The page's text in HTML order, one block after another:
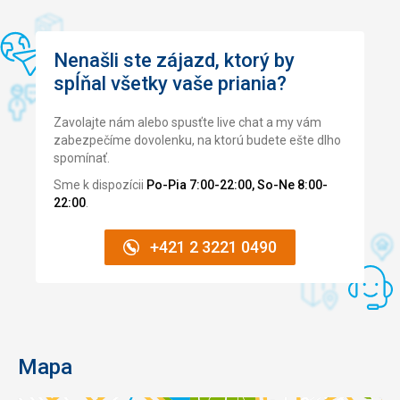
Pěkný velký bazén, využil sem fitko a hotelový taxík. Co víc
si přát?
Táto recenzia bola preložená automaticky pomocou
Google Translate
Nenašli ste zájazd, ktorý by
spĺňal všetky vaše priania?
Zavolajte nám alebo spusťte live chat a my vám
zabezpečíme dovolenku, na ktorú budete ešte dlho
spomínať.
Sme k dispozícii Po-Pia 7:00-22:00, So-Ne 8:00-
22:00
+421 2 3221 0490
Mapa